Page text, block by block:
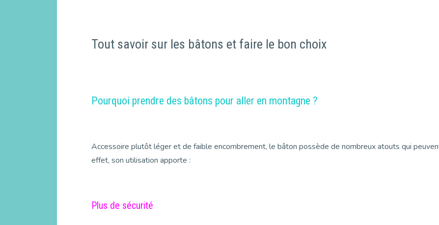
Tout savoir sur les bâtons et faire le bon choix
Pourquoi prendre des bâtons pour aller en montagne ?
Accessoire plutôt léger et de faible encombrement, le bâton possède de nombreux atouts qui
effet, son utilisation apporte :
Plus de sécurité